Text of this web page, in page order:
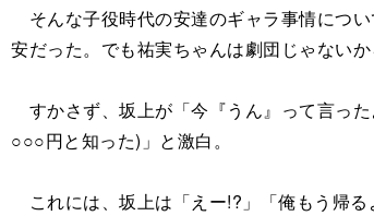
そんな子役時代の安達のギャラ事情につ
安だった。でも祐実ちゃんは劇団じゃない
すかさず、坂上が「今『うん』って言っ
○○○円と知った)」と激白。
これには、坂上は「えー!?」「俺もう帰